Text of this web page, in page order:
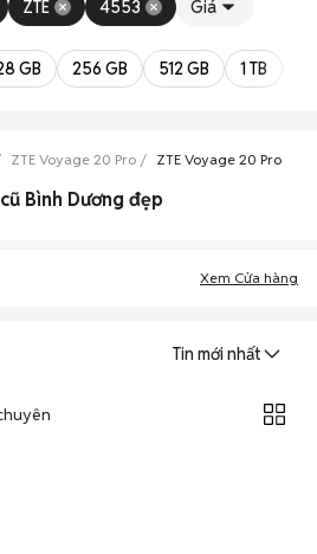
ZTE 4553 Giá
GB 256 GB 512 GB 1 TB
ZTE Voyage 20 Pro ZTE Voyage 20 Pro
Bình Dương đẹp
Xem Cửa hàng
Tin mới nhất